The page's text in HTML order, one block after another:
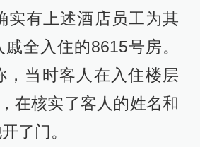
实有上述酒店员工为其
全入住的8615号房。
，当时客人在入住楼层
在核实了客人的姓名和
了门。